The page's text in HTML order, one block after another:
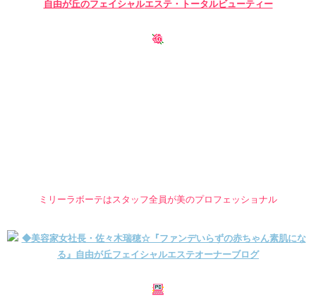
自由が丘のフェイシャルエステ・トータルビューティー
ミリーラボーテはスタッフ全員が美のプロフェッショナル